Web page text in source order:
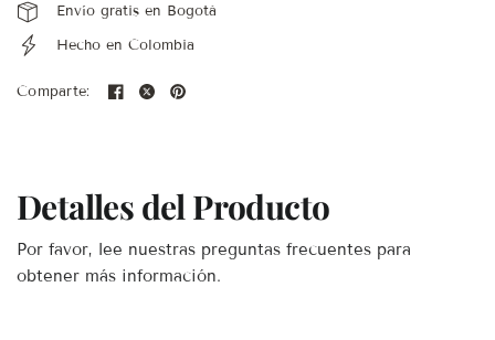
Envío gratis en Bogotá
Hecho en Colombia
Comparte:
Detalles del Producto
Por favor, lee nuestras preguntas frecuentes para
obtener más información.